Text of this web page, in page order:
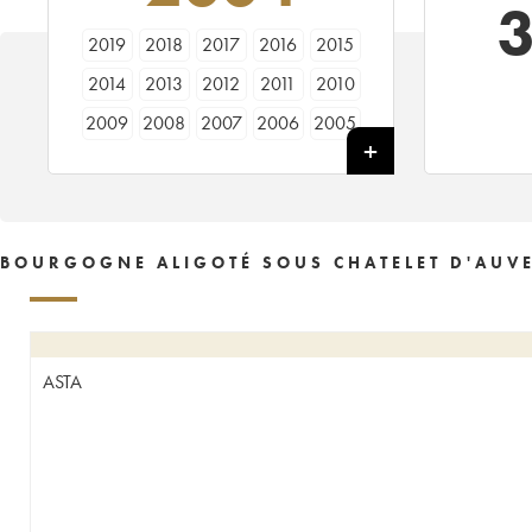
2019 2018 2017 2016
2015
2014
2013 2012 2011
2010
2009
2008 2007 2006
2005
BOURGOGNE ALIGOTÉ SOUS CHATELET
ASTA